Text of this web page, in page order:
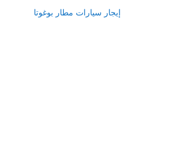
إيجار سيارات مطار بوغوتا